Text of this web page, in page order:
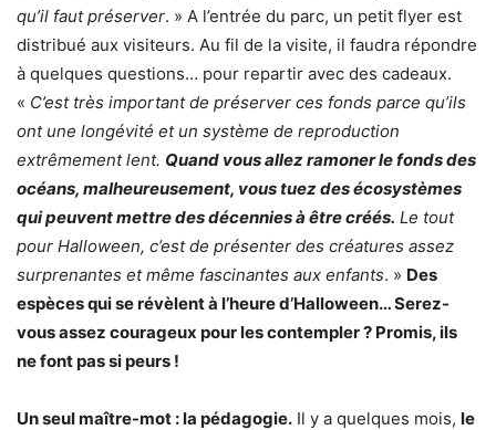
qu’il faut préserver. » A l’entrée du parc, un petit flyer est
distribué aux visiteurs. Au fil de la visite, il faudra répondre
à quelques questions… pour repartir avec des cadeaux.
« C’est très important de préserver ces fonds parce qu’ils
ont une longévité et un système de reproduction
extrêmement lent. Quand vous allez ramoner le fonds des
océans, malheureusement, vous tuez des écosystèmes
qui peuvent mettre des décennies à être créés. Le tout
pour Halloween, c’est de présenter des créatures assez
surprenantes et même fascinantes aux enfants. » Des
espèces qui se révèlent à l’heure d’Halloween… Serez-
vous assez courageux pour les contempler ? Promis, ils
ne font pas si peurs !
Un seul maître-mot : la pédagogie. Il y a quelques mois, le